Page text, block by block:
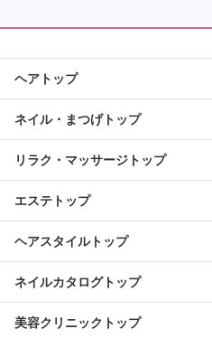
ヘアトップ
ネイル・まつげトップ
リラク・マッサージトップ
エステトップ
ヘアスタイルトップ
ネイルカタログトップ
美容クリニックトップ